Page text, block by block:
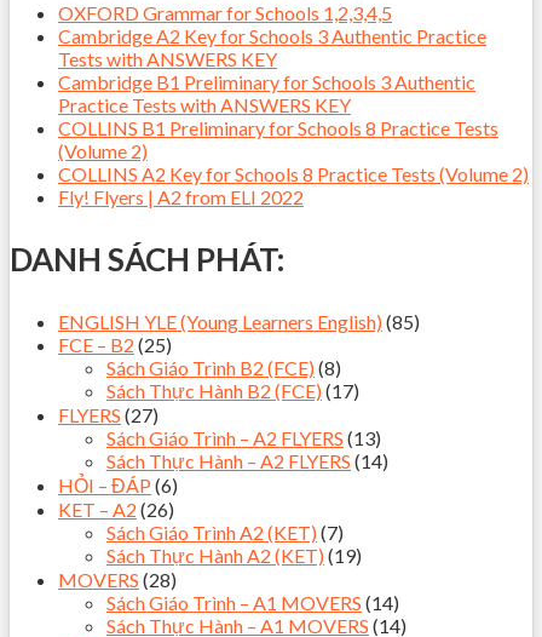
OXFORD Grammar for Schools 1,2,3,4,5
Cambridge A2 Key for Schools 3 Authentic Practice
Tests with ANSWERS KEY
Cambridge B1 Preliminary for Schools 3 Authentic
Practice Tests with ANSWERS KEY
COLLINS B1 Preliminary for Schools 8 Practice Tests
(Volume 2)
COLLINS A2 Key for Schools 8 Practice Tests (Volume 2)
Fly! Flyers | A2 from ELI 2022
DANH SÁCH PHÁT:
ENGLISH YLE (Young Learners English) (85)
FCE – B2 (25)
Sách Giáo Trình B2 (FCE) (8)
Sách Thực Hành B2 (FCE) (17)
FLYERS (27)
Sách Giáo Trình – A2 FLYERS (13)
Sách Thực Hành – A2 FLYERS (14)
HỎI – ĐÁP (6)
KET – A2 (26)
Sách Giáo Trình A2 (KET) (7)
Sách Thực Hành A2 (KET) (19)
MOVERS (28)
Sách Giáo Trình – A1 MOVERS (14)
Sách Thực Hành – A1 MOVERS (14)